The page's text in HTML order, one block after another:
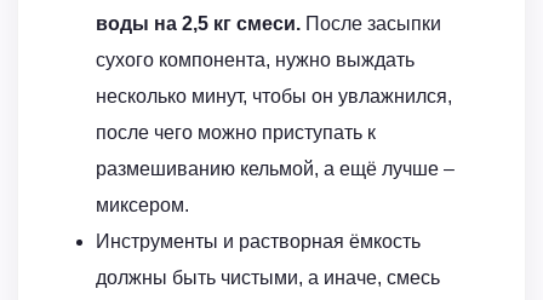
воды на 2,5 кг смеси. После засыпки
сухого компонента, нужно выждать
несколько минут, чтобы он увлажнился,
после чего можно приступать к
размешиванию кельмой, а ещё лучше –
миксером.
Инструменты и растворная ёмкость
должны быть чистыми, а иначе, смесь